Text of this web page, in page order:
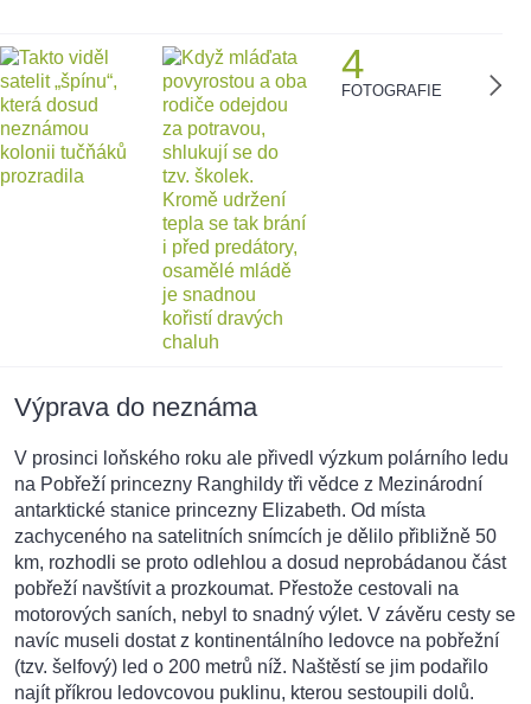
4
FOTOGRAFIE
Výprava do neznáma
V prosinci loňského roku ale přivedl výzkum polárního ledu
na Pobřeží princezny Ranghildy tři vědce z Mezinárodní
antarktické stanice princezny Elizabeth. Od místa
zachyceného na satelitních snímcích je dělilo přibližně 50
km, rozhodli se proto odlehlou a dosud neprobádanou část
pobřeží navštívit a prozkoumat. Přestože cestovali na
motorových saních, nebyl to snadný výlet. V závěru cesty se
navíc museli dostat z kontinentálního ledovce na pobřežní
(tzv. šelfový) led o 200 metrů níž. Naštěstí se jim podařilo
najít příkrou ledovcovou puklinu, kterou sestoupili dolů.